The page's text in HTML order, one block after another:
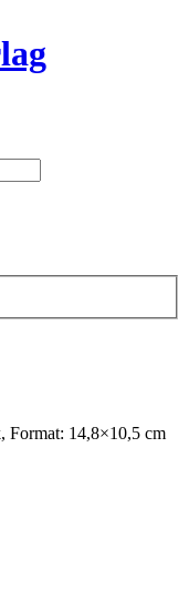
Format: 14,8×10,5 cm